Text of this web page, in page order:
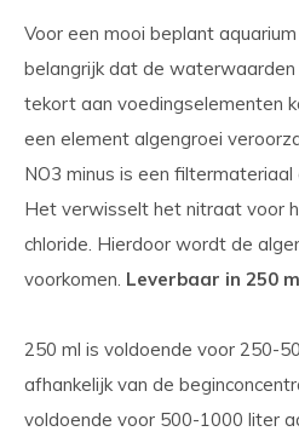
Voor een mooi beplant
belangrijk dat de waterwaarden
tekort aan voedingselementen
een element algengroei
NO3 minus is een
Het verwisselt het nitraat voor
chloride. Hierdoor wordt de
voorkomen. Leverbaar in 250
250 ml is voldoende voor 250-
afhankelijk van de
voldoende voor 500-1000 liter